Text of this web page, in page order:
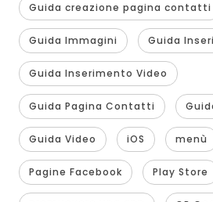
Guida creazione pagina contatti
Guida Immagini Guida
Guida Inserimento Video
Guida Pagina Contatti
Guida Video iOS menù
Pagine Facebook Play Store